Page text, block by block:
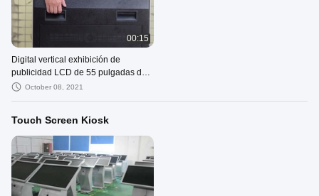
00:15
Digital vertical exhibición de
publicidad LCD de 55 pulgadas de
alta resolución
October 08, 2021
Touch Screen Kiosk